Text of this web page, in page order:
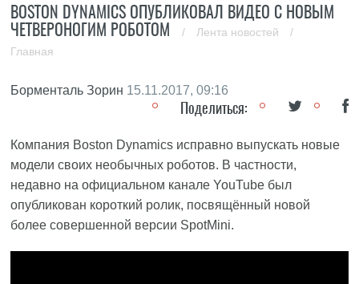
BOSTON DYNAMICS ОПУБЛИКОВАЛ ВИДЕО С НОВЫМ
ЧЕТВЕРОНОГИМ РОБОТОМ
/ Лента новостей
/
Главная
Борменталь Зорин 15.11.2017, 09:16
Поделиться:
Компания Boston Dynamics исправно выпускать новые
модели своих необычных роботов. В частности,
недавно на официальном канале YouTube был
опубликован короткий ролик, посвящённый новой
более совершенной версии SpotMini.